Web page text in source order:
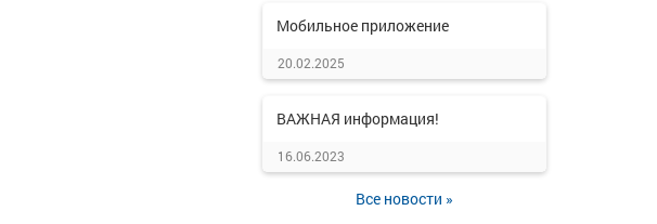
Мобильное приложение
20.02.2025
ВАЖНАЯ информация!
16.06.2023
Все новости »